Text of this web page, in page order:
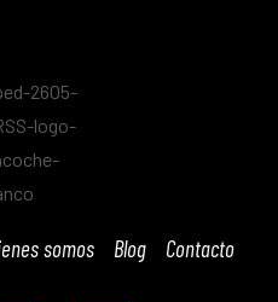
somos Blog Contacto